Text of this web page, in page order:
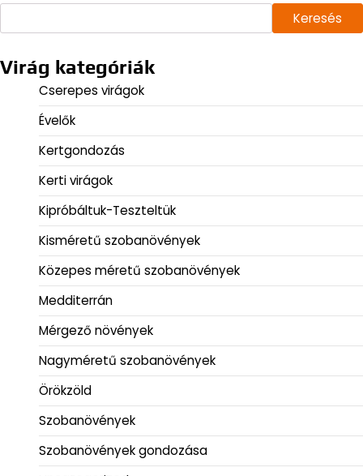
Keresés
Virág kategóriák
Cserepes virágok
Évelők
Kertgondozás
Kerti virágok
Kipróbáltuk-Teszteltük
Kisméretű szobanövények
Közepes méretű szobanövények
Medditerrán
Mérgező növények
Nagyméretű szobanövények
Örökzöld
Szobanövények
Szobanövények gondozása